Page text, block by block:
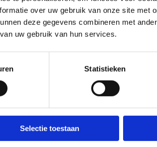
over uw gebruik van onze site met
deze gegevens combineren met
uw gebruik van hun services.
Statistieken
Selectie toestaan
in de
vastgesteld in onze watersportbaan.
nu een recreatieverbod geldt. 🛶 Roeien,
afgeraden, maar kunnen mits volgende
• Handen wassen en ontsmetten na elke
met een zwakke gezondheid. Voor de
is er een alternatieve zwemlocatie voorzien.
voor jullie begrip! 💙
ons